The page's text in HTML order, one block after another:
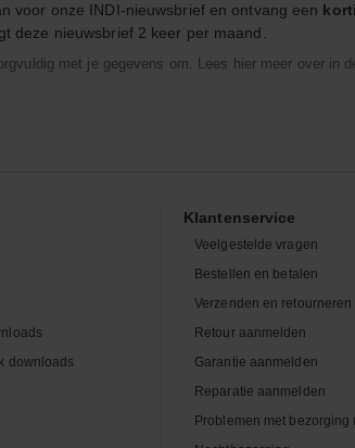
voor onze INDI-nieuwsbrief en ontvang een
deze nieuwsbrief 2 keer per maand.
met je gegevens om. Lees hier meer over in
downloads
Klantenservice
Veelgestelde vragen
Bestellen en betalen
Verzenden en retourneren
Retour aanmelden
Garantie aanmelden
Reparatie aanmelden
Problemen met bezorging